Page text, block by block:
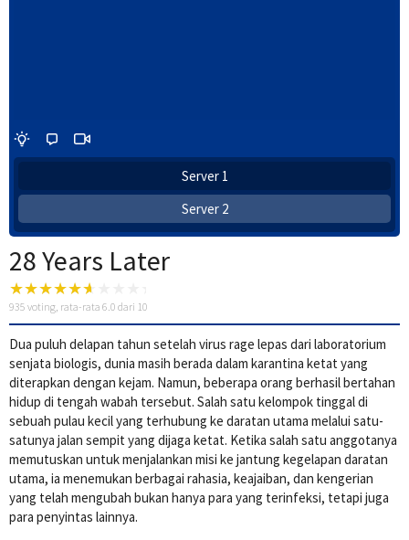
Server 1
Server 2
28 Years Later
935 voting, rata-rata 6.0 dari 10
Dua puluh delapan tahun setelah virus rage lepas dari laboratorium
senjata biologis, dunia masih berada dalam karantina ketat yang
diterapkan dengan kejam. Namun, beberapa orang berhasil bertahan
hidup di tengah wabah tersebut. Salah satu kelompok tinggal di
sebuah pulau kecil yang terhubung ke daratan utama melalui satu-
satunya jalan sempit yang dijaga ketat. Ketika salah satu anggotanya
memutuskan untuk menjalankan misi ke jantung kegelapan daratan
utama, ia menemukan berbagai rahasia, keajaiban, dan kengerian
yang telah mengubah bukan hanya para yang terinfeksi, tetapi juga
para penyintas lainnya.